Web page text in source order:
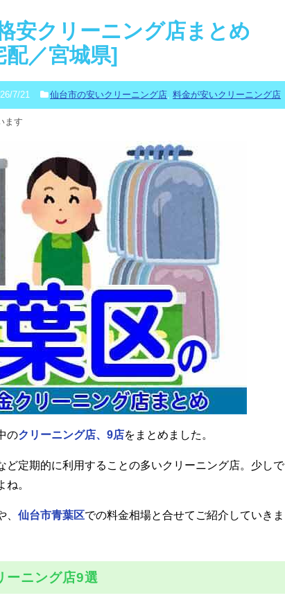
安クリーニング店まとめ
／宮城県]
7/21 仙台市の安いクリーニング店,料金が安いクリーニング店
ます
のクリーニング店、9店をまとめました。
ど定期的に利用することの多いクリーニング店。少しで
。
仙台市青葉区での料金相場と合せてご紹介していきま
ーニング店9選